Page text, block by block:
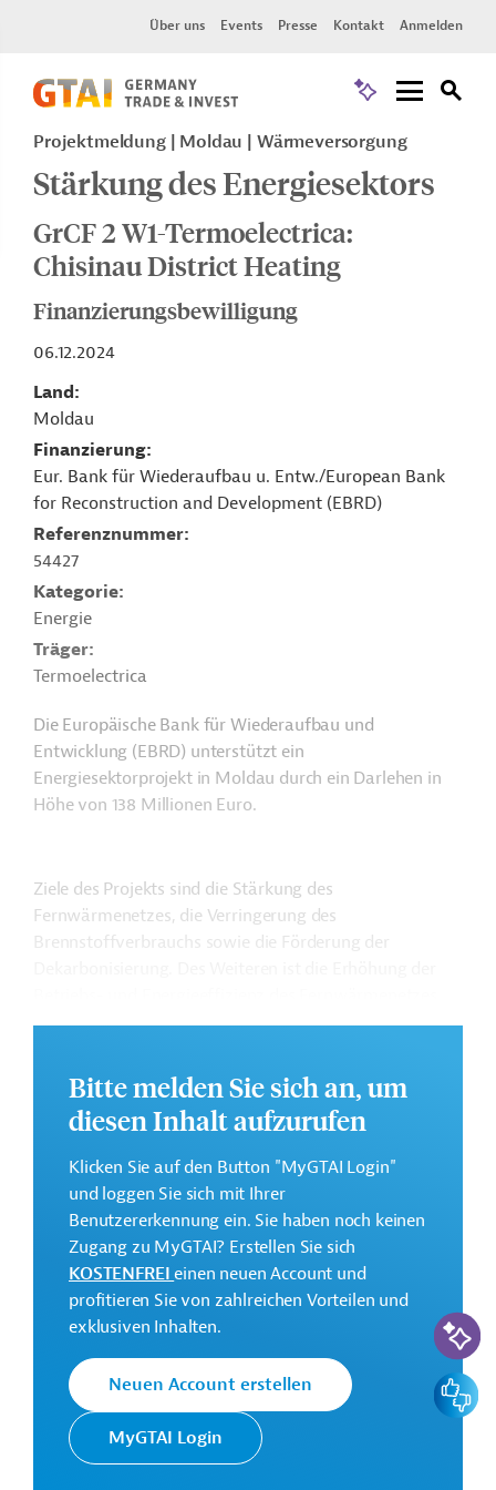
Über uns Events Presse Kontakt Anmelden
Projektmeldung Moldau Wärmeversorgung
Stärkung des Energiesektors
GrCF 2 W1-Termoelectrica:
Chisinau District Heating
Finanzierungsbewilligung
06.12.2024
Land
Moldau
Finanzierung
Eur. Bank für Wiederaufbau u. Entw./European Bank
for Reconstruction and Development (EBRD)
Referenznummer
54427
Kategorie
Energie
Träger
Termoelectrica
Die Europäische Bank für Wiederaufbau und
Entwicklung (EBRD) unterstützt ein
Energiesektorprojekt in Moldau durch ein Darlehen in
Höhe von 138 Millionen Euro.
Ziele des Projekts sind die Stärkung des
Fernwärmenetzes, die Verringerung des
Brennstoffverbrauchs sowie die Förderung der
die Verbesserung der Warmwasserversorgung sowie
Privatkunden vorgesehen.
Weitere Informationen zu dem Entwicklungsprojekt
GTAI informiert über die
EBRD
: Schwerpunkte,
Regularien und praktische Hinweise zur
Geschäftsanbahnung.
Gesamtkosten:
326,5 Millionen Euro
143,5 Millionen Euro (Darlehen)
Kontaktadressen
Bitte melden Sie sich an, um
diesen Inhalt aufzurufen
Klicken Sie auf den Button "MyGTAI Login"
und loggen Sie sich mit Ihrer
Benutzererkennung ein. Sie haben noch keinen
Zugang zu MyGTAI? Erstellen Sie sich
KOSTENFREIeinen neuen Account und
profitieren Sie von zahlreichen Vorteilen und
exklusiven Inhalten.
Neuen Account erstellen
MyGTAI Login
KI-